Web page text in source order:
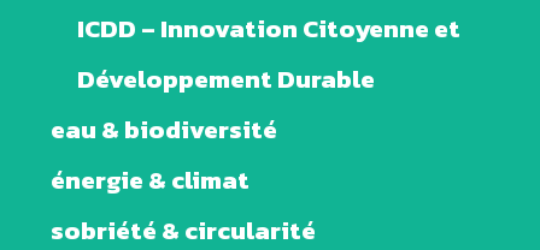
ICDD – Innovation Citoyenne et
Développement Durable
eau & biodiversité
énergie & climat
sobriété & circularité